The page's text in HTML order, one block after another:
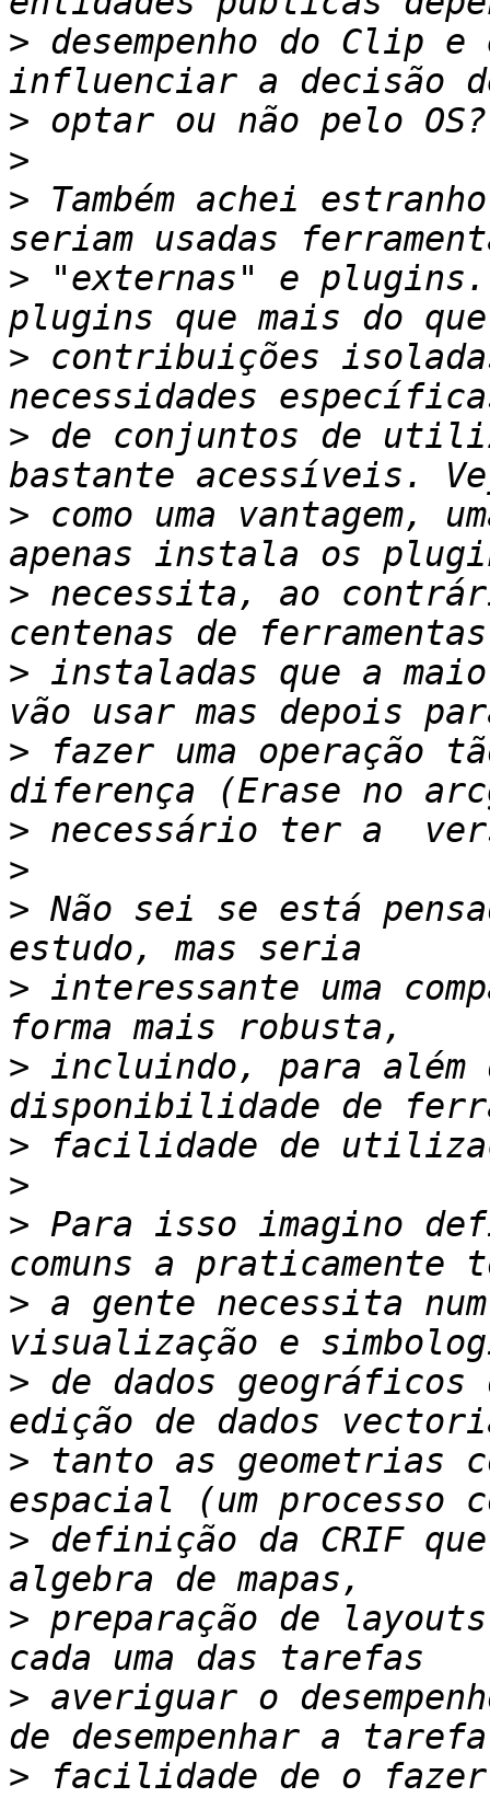
> desempenho do Clip
>
>
> Também achei
> "externas" e plugins.
> contribuições
> de conjuntos de
> como uma vantagem,
> necessita, ao
> instaladas que a
> fazer uma operação
>
>
> Não sei se está
> interessante uma
> incluindo, para além
>
>
> Para isso imagino
> a gente necessita
> de dados
> tanto as geometrias
> definição da CRIF
> preparação de
> averiguar o
> facilidade de o fazer